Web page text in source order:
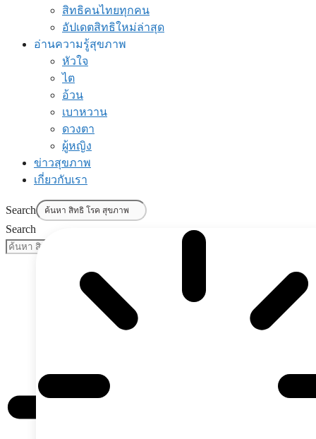
สิทธิคนไทยทุกคน
อัปเดตสิทธิใหม่ล่าสุด
อ่านความรู้สุขภาพ
หัวใจ
ไต
อ้วน
เบาหวาน
ดวงตา
ผู้หญิง
ข่าวสุขภาพ
เกี่ยวกับเรา
Search
Search